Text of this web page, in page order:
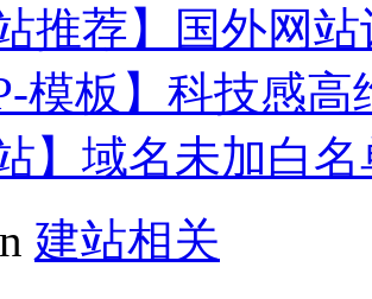
站推荐】国外网
模板】科技感
站】域名未加白
建站相关